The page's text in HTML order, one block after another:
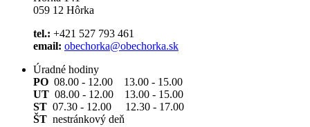
059 12 Hôrka
tel.: +421 527 793 461
email: obechorka@obechorka.sk
Úradné hodiny
PO 08.00 - 12.00 13.00 - 15.00
UT 08.00 - 12.00 13.00 - 15.00
ST 07.30 - 12.00 12.30 - 17.00
ŠT nestránkový deň